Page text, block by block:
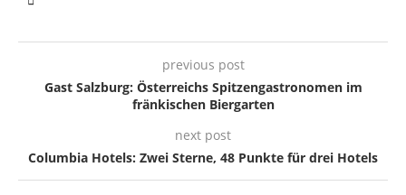
previous post
Gast Salzburg: Österreichs Spitzengastronomen im
fränkischen Biergarten
next post
Columbia Hotels: Zwei Sterne, 48 Punkte für drei Hotels